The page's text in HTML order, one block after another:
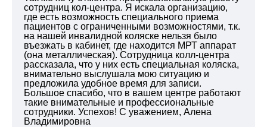
сотрудниц кол-центра. Я искала организацию,
где есть возможность специального приема
пациентов с ограниченными возможностями, т.к.
на нашей инвалидной коляске нельзя было
въезжать в кабинет, где находится МРТ аппарат
(она металлическая). Сотрудница колл-центра
рассказала, что у них есть специальная коляска,
внимательно выслушала мою ситуацию и
предложила удобное время для записи.
Большое спасибо, что в вашем центре работают
такие внимательные и профессиональные
сотрудники. Успехов! С уважением, Алена
Владимировна